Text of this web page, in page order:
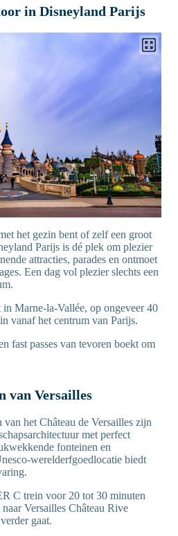
in Disneyland Parijs
het gezin bent of zelf een groot
Parijs is dé plek om plezier
attracties, parades en ontmoet
Een dag vol plezier slechts een
Marne-la-Vallée, op ongeveer 40
vanaf het centrum van Parijs.
fast passes van tevoren boekt om
van Versailles
van het Château de Versailles zijn
met perfect
fonteinen en
werelderfgoedlocatie biedt
C trein voor 20 tot 30 minuten
Versailles Château Rive
gaat.